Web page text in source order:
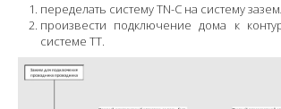
переделать систему TN-C на систему
произвести подключение дома к
системе ТТ.